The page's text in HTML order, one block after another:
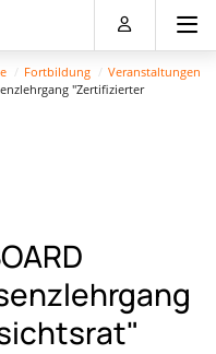
Fortbildung
Veranstaltungen
"Zertifizierter